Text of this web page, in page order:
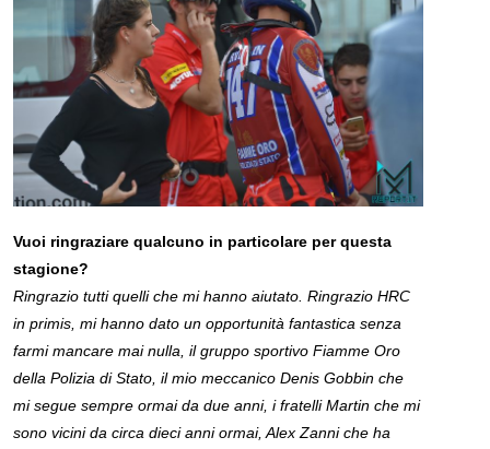
Vuoi ringraziare qualcuno in particolare per questa
stagione?
Ringrazio tutti quelli che mi hanno aiutato. Ringrazio HRC
in primis, mi hanno dato un opportunità fantastica senza
farmi mancare mai nulla, il gruppo sportivo Fiamme Oro
della Polizia di Stato, il mio meccanico Denis Gobbin che
mi segue sempre ormai da due anni, i fratelli Martin che mi
sono vicini da circa dieci anni ormai, Alex Zanni che ha